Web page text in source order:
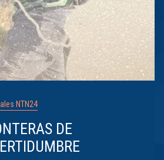
NTN24
DE